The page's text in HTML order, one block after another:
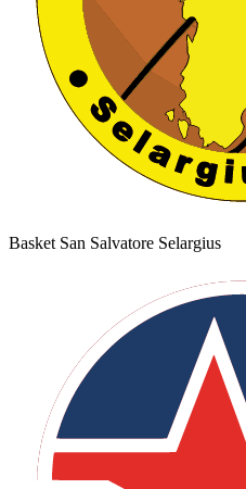
Basket San Salvatore Selargius